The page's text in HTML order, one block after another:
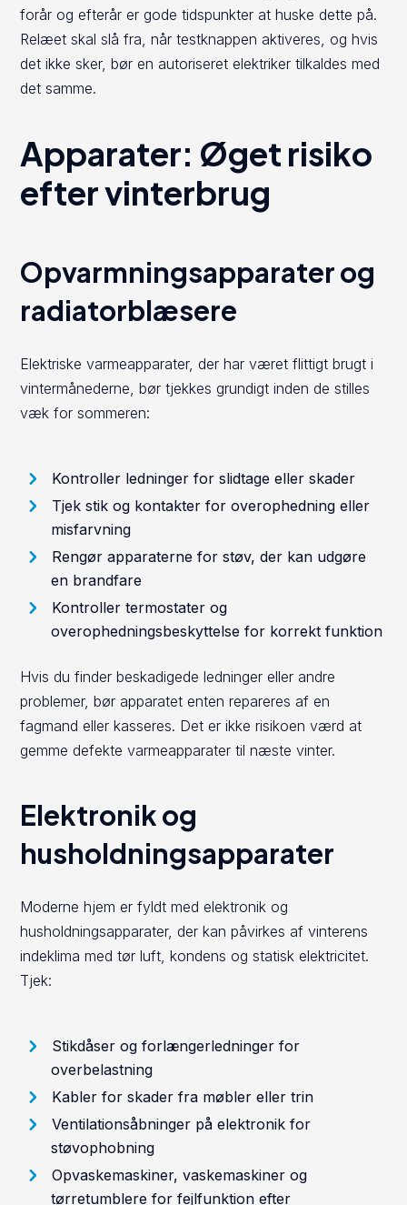
forår og efterår er gode tidspunkter at huske dette på.
Relæet skal slå fra, når testknappen aktiveres, og hvis
det ikke sker, bør en autoriseret elektriker tilkaldes med
det samme.
Apparater: Øget risiko
efter vinterbrug
Opvarmningsapparater og
radiatorblæsere
Elektriske varmeapparater, der har været flittigt brugt i
vintermånederne, bør tjekkes grundigt inden de stilles
væk for sommeren:
Kontroller ledninger for slidtage eller skader
Tjek stik og kontakter for overophedning eller
misfarvning
Rengør apparaterne for støv, der kan udgøre
en brandfare
Kontroller termostater og
overophedningsbeskyttelse for korrekt funktion
Hvis du finder beskadigede ledninger eller andre
problemer, bør apparatet enten repareres af en
fagmand eller kasseres. Det er ikke risikoen værd at
gemme defekte varmeapparater til næste vinter.
Elektronik og
husholdningsapparater
Moderne hjem er fyldt med elektronik og
husholdningsapparater, der kan påvirkes af vinterens
indeklima med tør luft, kondens og statisk elektricitet.
Tjek:
Stikdåser og forlængerledninger for
overbelastning
Kabler for skader fra møbler eller trin
Ventilationsåbninger på elektronik for
støvophobning
Opvaskemaskiner, vaskemaskiner og
tørretumblere for fejlfunktion efter